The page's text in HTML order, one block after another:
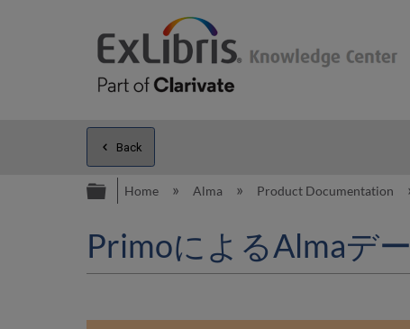
Back
Expand/collapse global
Home Alma Product Documentation
PrimoによるAlmaデ